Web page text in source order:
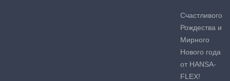
Счастливого
Рождества и
Мирного
Нового года
от HANSA-
FLEX!